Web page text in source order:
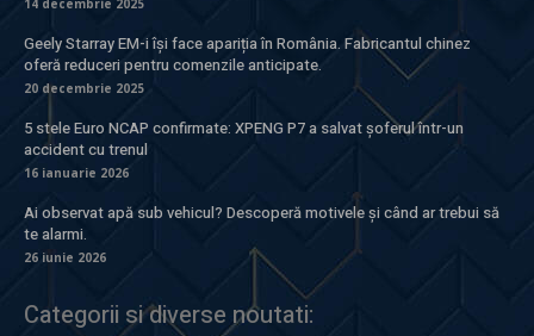
14 decembrie 2025
Geely Starray EM-i își face apariția în România. Fabricantul chinez
oferă reduceri pentru comenzile anticipate.
20 decembrie 2025
5 stele Euro NCAP confirmate: XPENG P7 a salvat șoferul într-un
accident cu trenul
16 ianuarie 2026
Ai observat apă sub vehicul? Descoperă motivele și când ar trebui să
te alarmi.
26 iunie 2026
Categorii si diverse noutati: